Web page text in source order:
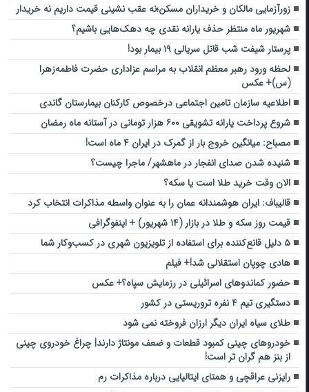
زورآزمایی مالکان و خریداران مسکن؛نه عقب نشینی قیمت داریم نه خریدار
شهریور ماه منتظر حذف یارانه نقدی چه دهک‌هایی باشیم؟
پرستار شیفت شب قاتل سریالی ۱۹ بیمار بود!
لحظه ورود رهبر معظم انقلاب به مراسم عزاداری حضرت فاطمه‌زهرا
(س)+ عکس
اطلاعیه سازمان تامین اجتماعی درخصوص کارکنان بیمارستان گاندی
شروع پرداخت یارانه تشویقی ۶۰۰ هزار تومانی در آستانه ماه رمضان
مصباح: میانگین خروج بار از گمرک در ایران ۴ ماه است!
شنیده شدن صدای انفجار در ماهشهر/ ماجرا چیست؟
الان وقت خرید طلا است یا سکه؟
قالیباف: ایران هوشمندانه عمان را به عنوان واسطه مذاکرات انتخاب کرد
قیمت روز سکه و طلا در بازار (۱۴ شهریور) + اینفوگرافی
۵ دلیل قانع‌کننده برای استفاده از تلویزیون شهری در کسب‌وکار شما
هادی چوپان استقلالی شد!+ فیلم
حضور کماندوهای اسرائیلی در رزمایش سپاه؟+ عکس
دستگیری تیم ۴ نفره تروریستی در کشور
طلای سیاه ایران دیگر ارزان فروخته نمی شود
خودروهای چینی کمبود قطعات و ضعف مونتاژ دارند| چراغ خودروی چینی
از بنز هم گران تر است!
رایزنی عراقچی و همتای ایتالیایی درباره مذاکرات رم